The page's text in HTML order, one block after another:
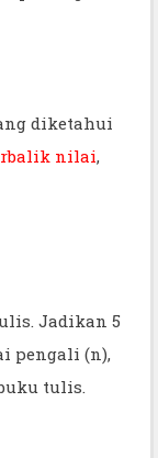
diketahui
nilai,
Jadikan 5
pengali (n),
tulis.